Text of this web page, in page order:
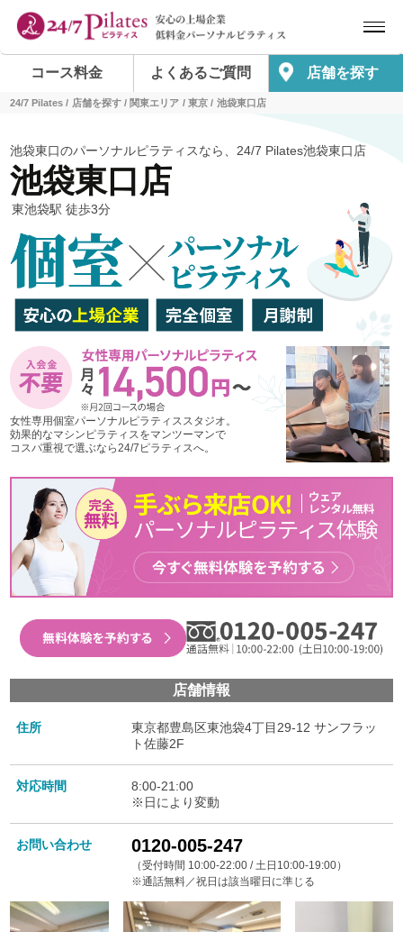
コース料金 よくあるご質問 店舗を探す
24/7 Pilates 店舗を探す 関東エリア 東京 池袋東口店
池袋東口のパーソナルピラティスなら、24/7 Pilates池袋東口店
池袋東口店
東池袋駅 徒歩3分
女性専用個室パーソナルピラティススタジオ。
効果的なマシンピラティスをマンツーマンで
コスパ重視で選ぶなら24/7ピラティスへ。
店舗情報
住所
東京都豊島区東池袋4丁目29-12 サンフラッ
ト佐藤2F
対応時間
8:00-21:00
※日により変動
お問い合わせ 0120-005-247
（受付時間 10:00-22:00 / 土日10:00-19:00）
※通話無料／祝日は該当曜日に準じる